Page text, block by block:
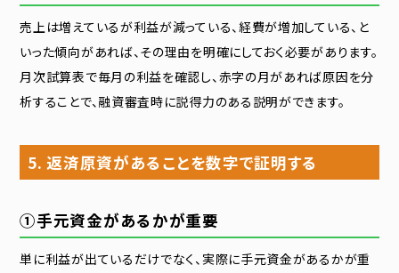
売上は増えているが利益が減っている、経費が増加している、と
いった傾向があれば、その理由を明確にしておく必要があります。
月次試算表で毎月の利益を確認し、赤字の月があれば原因を分
析することで、融資審査時に説得力のある説明ができます。
5. 返済原資があることを数字で証明する
①手元資金があるかが重要
単に利益が出ているだけでなく、実際に手元資金があるかが重